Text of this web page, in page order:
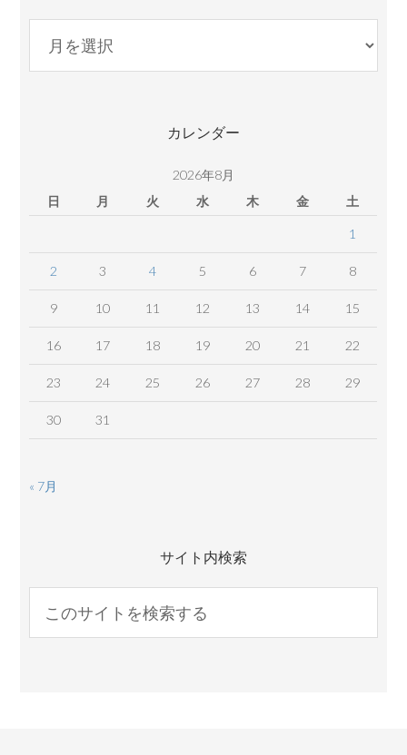
コ
カレンダー
2026年8月
日
月 火 水 木 金 土
1
2 3 4 5 6 7 8
9 10 11 12 13 14 15
16 17 18 19 20 21 22
23 24 25 26 27 28 29
30 31
« 7月
サイト内検索